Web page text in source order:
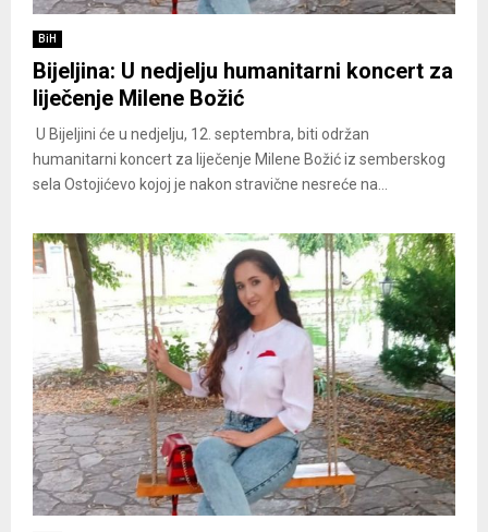
BiH
Bijeljina: U nedjelju humanitarni koncert za
liječenje Milene Božić
U Bijeljini će u nedjelju, 12. septembra, biti održan
humanitarni koncert za liječenje Milene Božić iz semberskog
sela Ostojićevo kojoj je nakon stravične nesreće na...